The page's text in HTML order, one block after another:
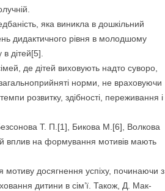
яка виникла в дошкiльний
дидактичного рiвня в молодшому
дітей[5].
де дiтей виховують надто суворо,
норми, не враховуючи
розвитку, здiбностi, переживання i
Т. П.[1], Бикова М.[6], Волкова
вплив на формування мотивiв мають
досягнення успiху, починаючи з
дитини в сiм’ї. Також, Д. Мак-